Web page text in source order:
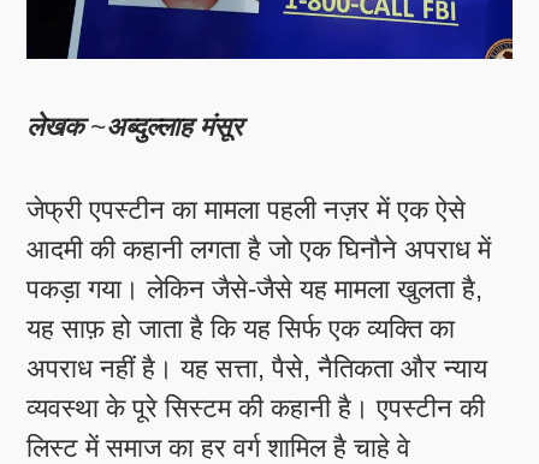
लेखक~अब्दुल्लाह मंसूर
जेफ्री एपस्टीन का मामला पहली नज़र में एक ऐसे
आदमी की कहानी लगता है जो एक घिनौने अपराध में
पकड़ा गया। लेकिन जैसे-जैसे यह मामला खुलता है,
यह साफ़ हो जाता है कि यह सिर्फ एक व्यक्ति का
अपराध नहीं है। यह सत्ता, पैसे, नैतिकता और न्याय
व्यवस्था के पूरे सिस्टम की कहानी है। एपस्टीन की
लिस्ट में समाज का हर वर्ग शामिल है चाहे वे